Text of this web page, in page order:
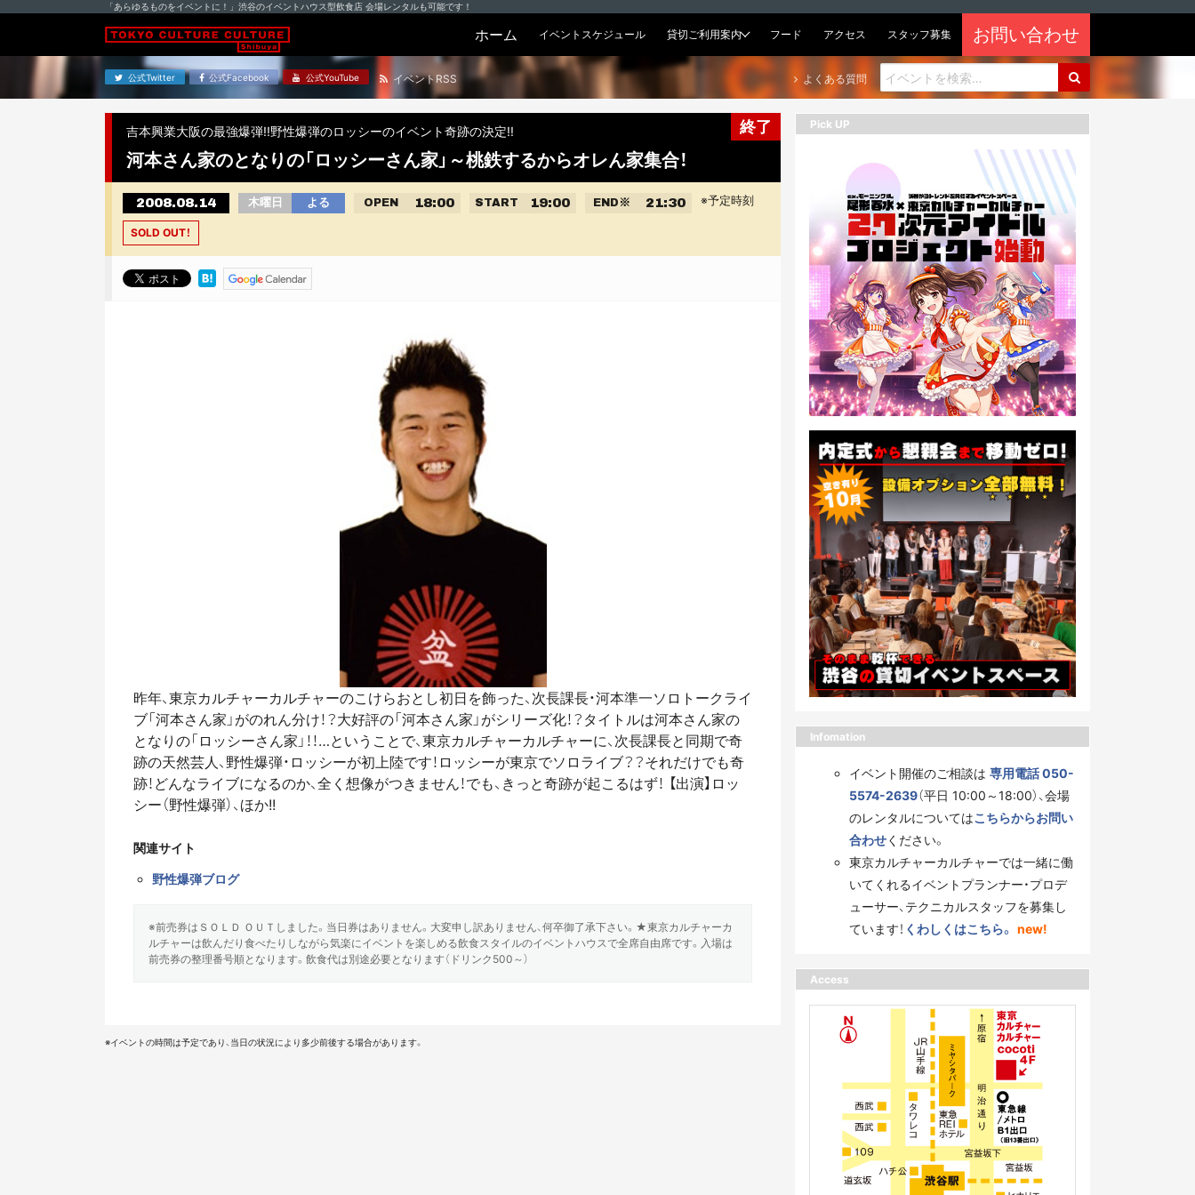
「あらゆるものをイベントに！」渋谷のイベントハウス型飲食店 会場レンタルも可能です！
ホーム イベントスケジュール 貸切ご利用案内 フード アクセス スタッフ募集 お問い合わせ
公式Twitter 公式Facebook 公式YouTube イベントRSS よくある質問
終了
吉本興業大阪の最強爆弾!!野性爆弾のロッシーのイベント奇跡の決定!!
河本さん家のとなりの「ロッシーさん家」～桃鉄するからオレん家集合！
2008.08.14 木曜日 よる OPEN 18:00 START 19:00 END ※ 21:30 ※予定時刻
SOLD OUT！
昨年、東京カルチャーカルチャーのこけらおとし初日を飾った、次長課長・河本準一ソロトークライ
ブ「河本さん家」がのれん分け！？大好評の「河本さん家」がシリーズ化！？タイトルは河本さん家の
となりの「ロッシーさん家」！！…ということで、東京カルチャーカルチャーに、次長課長と同期で奇
跡の天然芸人、野性爆弾・ロッシーが初上陸です！ロッシーが東京でソロライブ？？それだけでも奇
跡！どんなライブになるのか、全く想像がつきません！でも、きっと奇跡が起こるはず！ 【出演】ロッ
シー（野性爆弾）、ほか!!
関連サイト
野性爆弾ブログ
※前売券はＳＯＬＤ ＯＵＴしました。当日券はありません。大変申し訳ありません、何卒御了承下さい。★東京カルチャーカ
ルチャーは飲んだり食べたりしながら気楽にイベントを楽しめる飲食スタイルのイベントハウスで全席自由席です。入場は
前売券の整理番号順となります。飲食代は別途必要となります（ドリンク500～）
※イベントの時間は予定であり、当日の状況により多少前後する場合があります。
Pick UP
Infomation
イベント開催のご相談は 専用電話 050-
5574-2639（平日 10:00～18:00）、会場
のレンタルについてはこちらからお問い
合わせください。
東京カルチャーカルチャーでは一緒に働
いてくれるイベントプランナー・プロデ
ューサー、テクニカルスタッフを募集し
ています！ くわしくはこちら。 new!
Access